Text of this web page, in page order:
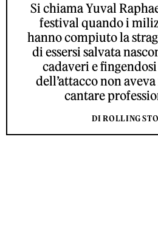
Si chiama Yuval
festival quando i
hanno compiuto la
di essersi salvata
cadaveri e
dell’attacco non
cantare
DI ROLLING